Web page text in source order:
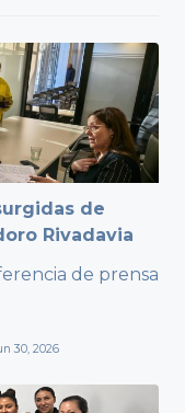
de
Rivadavia
de prensa
30, 2026